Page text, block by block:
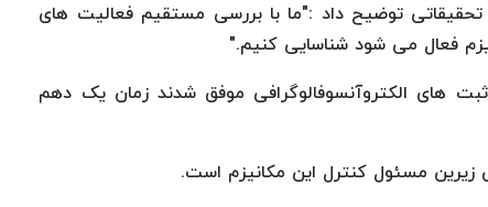
توضیح داد :"ما با بررسی مستقیم فعالیت های
فعال می شود شناسایی کنیم."
های الکتروآنسوفالوگرافی موفق شدند زمان یک دهم
زیرین مسئول کنترل این مکانیزم است.